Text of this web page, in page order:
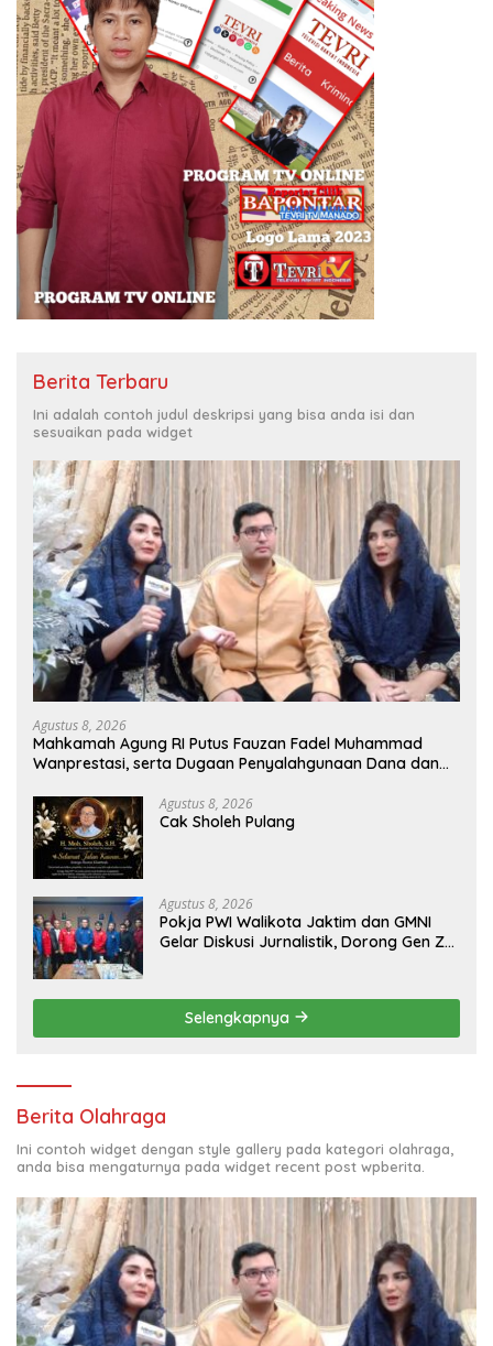
Berita Terbaru
Ini adalah contoh judul deskripsi yang bisa anda isi dan
sesuaikan pada widget
Agustus 8, 2026
Mahkamah Agung RI Putus Fauzan Fadel Muhammad
Wanprestasi, serta Dugaan Penyalahgunaan Dana dan
Agustus 8, 2026
Cak Sholeh Pulang
Agustus 8, 2026
Pokja PWI Walikota Jaktim dan GMNI
Gelar Diskusi Jurnalistik, Dorong Gen Z
Selengkapnya
Berita Olahraga
Ini contoh widget dengan style gallery pada kategori olahraga,
anda bisa mengaturnya pada widget recent post wpberita.